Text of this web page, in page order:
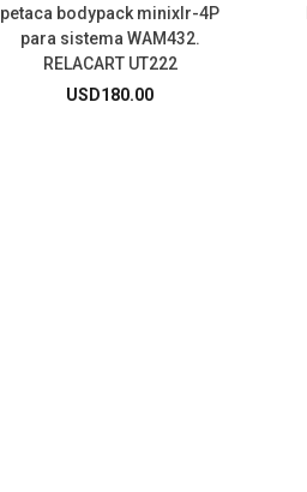
petaca bodypack minixlr-4P
para sistema WAM432.
RELACART UT222
USD180.00